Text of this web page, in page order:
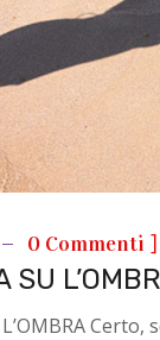
0 Commenti ]
SU
Certo,